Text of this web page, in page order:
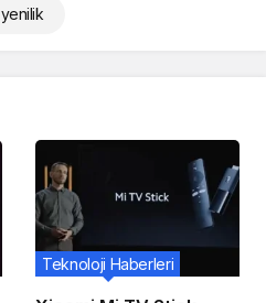
Teknoloji Haberleri